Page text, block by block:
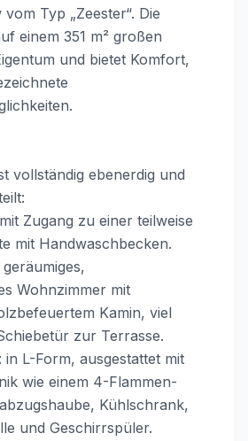
Typ „Zeester“. Die
einem 351 m² großen
und bietet Komfort,
vollständig ebenerdig und
Zugang zu einer teilweise
mit Handwaschbecken.
Wohnzimmer mit
Kamin, viel
zur Terrasse.
in L-Form, ausgestattet mit
wie einem 4-Flammen-
Kühlschrank,
und Geschirrspüler.